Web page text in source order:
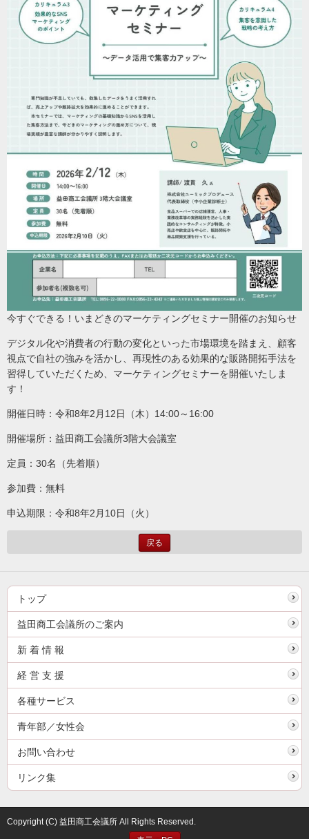
今すぐできる！いまどきのマーケティングセミナー開催のお知らせ
デジタル化や消費者の行動の変化といった市場環境を踏まえ、顧客
視点で自社の強みを活かし、再現性のある効果的な販路開拓手法を
習得していただくため、マーケティングセミナーを開催いたしま
す！
開催日時：令和8年2月12日（木）14:00～16:00
開催場所：益田商工会議所3階大会議室
定員：30名（先着順）
参加費：無料
申込期限：令和8年2月10日（火）
戻る
トップ
益田商工会議所のご案内
新 着 情 報
経 営 支 援
各種サービス
青年部／女性会
お問い合わせ
リンク集
Copyright (C) 益田商工会議所 All Rights Reserved.